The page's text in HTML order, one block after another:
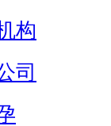
构
司